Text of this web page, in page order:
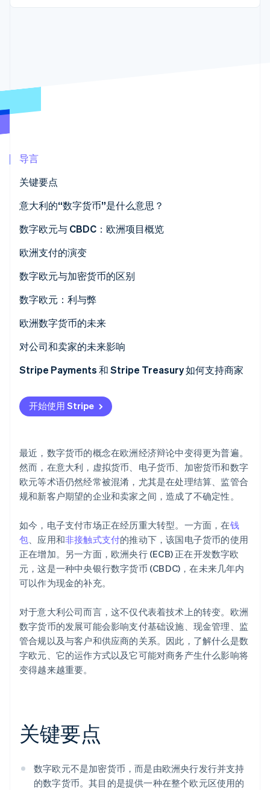
Radar
Atlas
碳移除
Stripe Sessions 2026
了解 Stripe 如何为 AI 构建经济基础设施。
立即观看
酒店、旅游与休闲
联系销售
导言
关键要点
意大利的“数字货币”是什么意思？
数字欧元与 CBDC：欧洲项目概览
数字欧元：工作原理
数字欧元何时能够投入运营？
数字欧元已经存在了吗？
欧洲支付的演变
数字欧元与加密货币的区别
数字货币和加密货币是一回事吗？
数字欧元：利与弊
潜在优势
潜在劣势
欧洲数字货币的未来
对公司和卖家的未来影响
更灵活的支付基础设施
合规性和安全性
客户体验和即时支付
Stripe Payments 和 Stripe Treasury 如何支持商家
Stripe Payments
Stripe Treasury
开始使用 Stripe
最近，数字货币的概念在欧洲经济辩论中变得更为普遍。
然而，在意大利，虚拟货币、电子货币、加密货币和数字
欧元等术语仍然经常被混淆，尤其是在处理结算、监管合
规和新客户期望的企业和卖家之间，造成了不确定性。
如今，电子支付市场正在经历重大转型。一方面，在钱
包、应用和非接触式支付的推动下，该国电子货币的使用
正在增加。另一方面，欧洲央行 (ECB) 正在开发数字欧
元，这是一种中央银行数字货币 (CBDC)，在未来几年内
可以作为现金的补充。
对于意大利公司而言，这不仅代表着技术上的转变。欧洲
数字货币的发展可能会影响支付基础设施、现金管理、监
管合规以及与客户和供应商的关系。因此，了解什么是数
字欧元、它的运作方式以及它可能对商务产生什么影响将
变得越来越重要。
关键要点
数字欧元不是加密货币，而是由欧洲央行发行并支持
的数字货币。其目的是提供一种在整个欧元区使用的